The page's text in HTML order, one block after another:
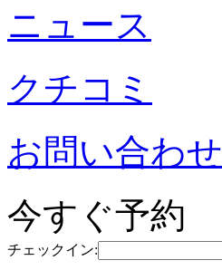
ニュース
クチコミ
お問い合わせ
今すぐ予約
チェックイン: